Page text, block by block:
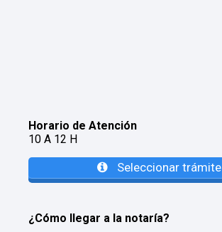
Horario de Atención
10 A 12 H
Seleccionar trámite
¿Cómo llegar a la notaría?